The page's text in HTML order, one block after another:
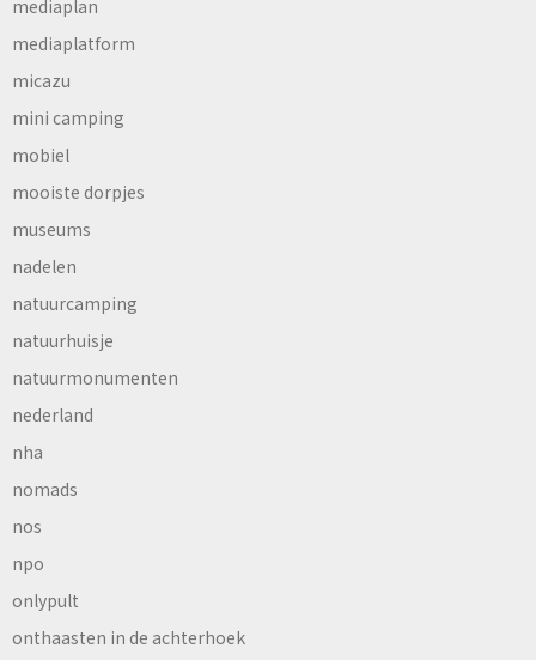
mediaplan
mediaplatform
micazu
mini camping
mobiel
mooiste dorpjes
museums
nadelen
natuurcamping
natuurhuisje
natuurmonumenten
nederland
nha
nomads
nos
npo
onlypult
onthaasten in de achterhoek